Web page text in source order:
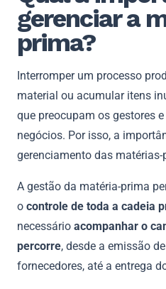
gerenciar a
prima?
Interromper um processo
material ou acumular itens
que preocupam os gestores
negócios. Por isso, a
gerenciamento das matérias-
A gestão da matéria-prima
o controle de toda a cadeia
necessário acompanhar o
percorre, desde a emissão
fornecedores, até a entrega